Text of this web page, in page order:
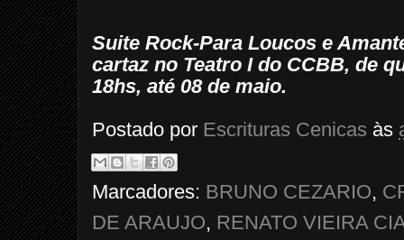
Suite Rock-Para Loucos e
cartaz no Teatro I do CCBB, de
18hs, até 08 de maio.
Postado por Escrituras Cenicas às
Marcadores: BRUNO CEZARIO,
DE ARAUJO, RENATO VIEIRA